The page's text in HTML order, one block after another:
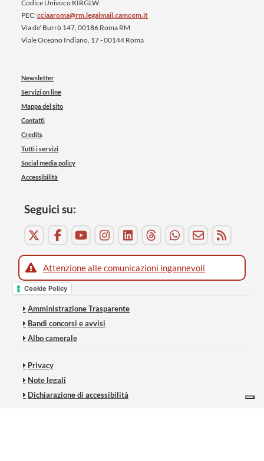
Codice Univoco KIRGLW
PEC:cciaaroma@rm.legalmail.camcom.it
Via de' Burrò 147, 00186 Roma RM
Viale Oceano Indiano, 17 - 00144 Roma
Newsletter
Servizi on line
Mappa del sito
Contatti
Credits
Tutti i servizi
Social media policy
Accessibilità
Seguici su:
Attenzione alle comunicazioni ingannevoli
Cookie Policy
Amministrazione Trasparente
Bandi concorsi e avvisi
Albo camerale
Privacy
Note legali
Dichiarazione di accessibilità